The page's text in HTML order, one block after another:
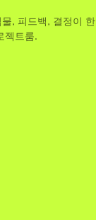
, 피드백, 결정이 한
젝트룸.